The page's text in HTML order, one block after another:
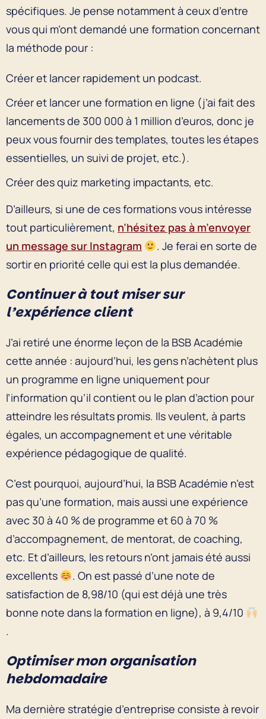
spécifiques. Je pense notamment à ceux d’entre
vous qui m’ont demandé une formation concernant
la méthode pour :
Créer et lancer rapidement un podcast.
Créer et lancer une formation en ligne (j’ai fait des
lancements de 300 000 à 1 million d’euros, donc je
peux vous fournir des templates, toutes les étapes
essentielles, un suivi de projet, etc.).
Créer des quiz marketing impactants, etc.
D’ailleurs, si une de ces formations vous intéresse
tout particulièrement, n’hésitez pas à m’envoyer
un message sur Instagram
. Je ferai en sorte de
sortir en priorité celle qui est la plus demandée.
Continuer à tout miser sur
l’expérience client
J’ai retiré une énorme leçon de la BSB Académie
cette année : aujourd’hui, les gens n’achètent plus
un programme en ligne uniquement pour
l’information qu’il contient ou le plan d’action pour
atteindre les résultats promis. Ils veulent, à parts
égales, un accompagnement et une véritable
expérience pédagogique de qualité.
C’est pourquoi, aujourd’hui, la BSB Académie n’est
pas qu’une formation, mais aussi une expérience
avec 30 à 40 % de programme et 60 à 70 %
d’accompagnement, de mentorat, de coaching,
etc. Et d’ailleurs, les retours n’ont jamais été aussi
excellents
. On est passé d’une note de
satisfaction de 8,98/10 (qui est déjà une très
bonne note dans la formation en ligne), à 9,4/10
.
Optimiser mon organisation
hebdomadaire
Ma dernière stratégie d’entreprise consiste à revoir